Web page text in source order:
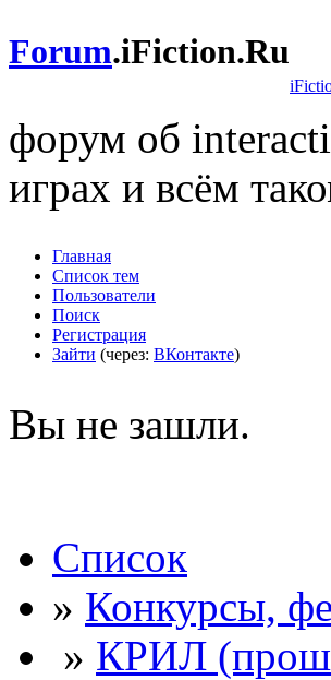
Forum.iFiction.Ru
форум об
играх и всём
Главная
Список тем
Пользователи
Поиск
Регистрация
Зайти (через: ВКонтакте)
Вы не зашли.
Список
» Конкурсы,
» КРИЛ